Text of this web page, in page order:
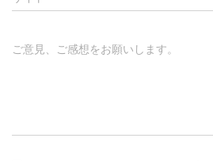
ご意見、ご感想をお願いします。